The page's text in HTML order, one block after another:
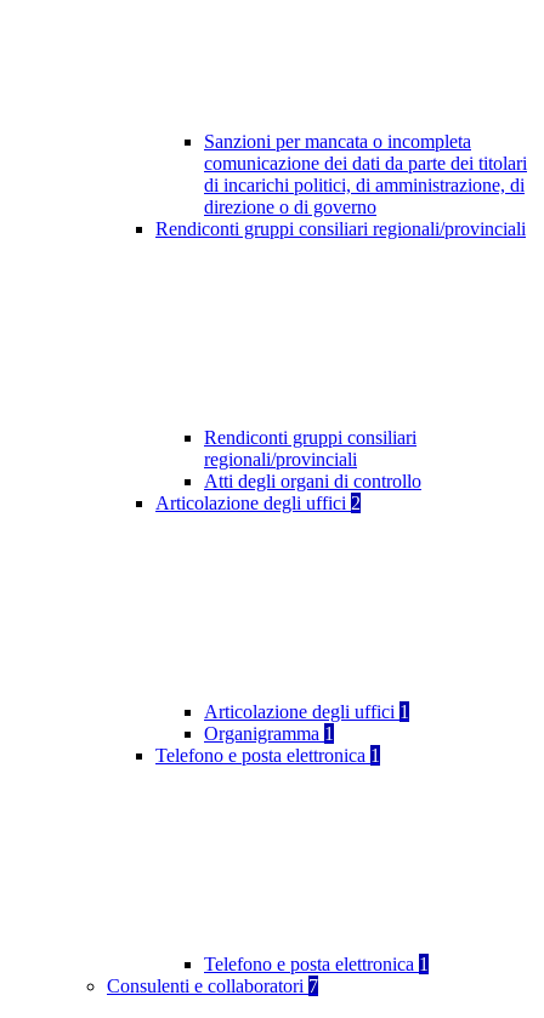
Sanzioni per mancata o incompleta
comunicazione dei dati da parte dei titolari
di incarichi politici, di amministrazione, di
direzione o di governo
Rendiconti gruppi consiliari regionali/provinciali
Rendiconti gruppi consiliari
regionali/provinciali
Atti degli organi di controllo
Articolazione degli uffici 2
Articolazione degli uffici 1
Organigramma 1
Telefono e posta elettronica 1
Telefono e posta elettronica 1
Consulenti e collaboratori 7